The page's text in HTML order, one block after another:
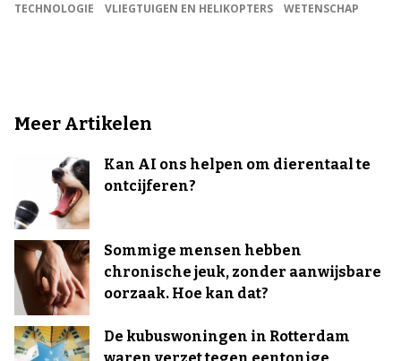
TECHNOLOGIE
VLIEGTUIGEN EN HELIKOPTERS WETENSCHAP
Meer Artikelen
Kan AI ons helpen om dierentaal te
ontcijferen?
Sommige mensen hebben
chronische jeuk, zonder aanwijsbare
oorzaak. Hoe kan dat?
De kubuswoningen in Rotterdam